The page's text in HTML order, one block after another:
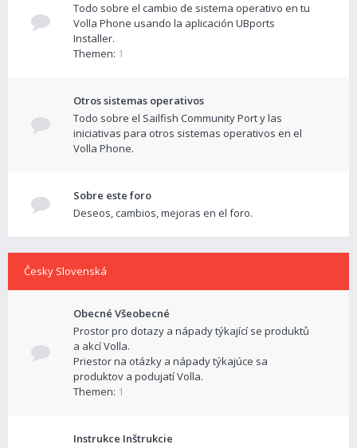
Todo sobre el cambio de sistema operativo en tu
Volla Phone usando la aplicación UBports
Installer.
Themen: 1
Otros sistemas operativos
Todo sobre el Sailfish Community Port y las
iniciativas para otros sistemas operativos en el
Volla Phone.
Sobre este foro
Deseos, cambios, mejoras en el foro.
Česky Slovenská
Obecné Všeobecné
Prostor pro dotazy a nápady týkající se produktů
a akcí Volla.
Priestor na otázky a nápady týkajúce sa
produktov a podujatí Volla.
Themen: 1
Instrukce Inštrukcie